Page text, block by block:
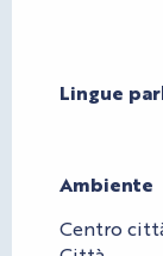
Lingue
Lingue
Ambiente
Ambiente
Centro